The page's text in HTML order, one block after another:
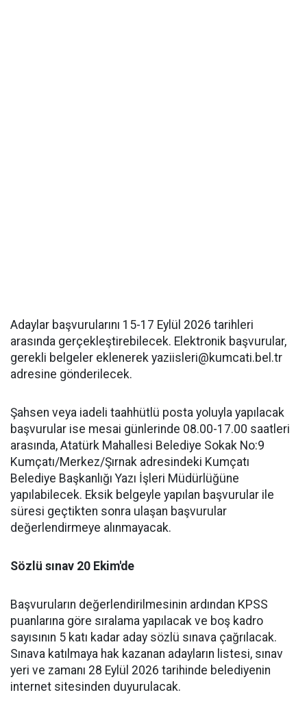
Adaylar başvurularını 15-17 Eylül 2026 tarihleri
arasında gerçekleştirebilecek. Elektronik başvurular,
gerekli belgeler eklenerek yaziisleri@kumcati.bel.tr
adresine gönderilecek.
Şahsen veya iadeli taahhütlü posta yoluyla yapılacak
başvurular ise mesai günlerinde 08.00-17.00 saatleri
arasında, Atatürk Mahallesi Belediye Sokak No:9
Kumçatı/Merkez/Şırnak adresindeki Kumçatı
Belediye Başkanlığı Yazı İşleri Müdürlüğüne
yapılabilecek. Eksik belgeyle yapılan başvurular ile
süresi geçtikten sonra ulaşan başvurular
değerlendirmeye alınmayacak.
Sözlü sınav 20 Ekim'de
Başvuruların değerlendirilmesinin ardından KPSS
puanlarına göre sıralama yapılacak ve boş kadro
sayısının 5 katı kadar aday sözlü sınava çağrılacak.
Sınava katılmaya hak kazanan adayların listesi, sınav
yeri ve zamanı 28 Eylül 2026 tarihinde belediyenin
internet sitesinden duyurulacak.